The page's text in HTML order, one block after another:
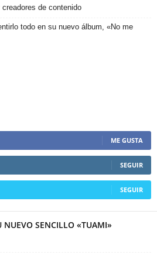
de contenido
todo en su nuevo álbum, «No me
ME GUSTA
SEGUIR
SEGUIR
NUEVO SENCILLO «TUAMI»